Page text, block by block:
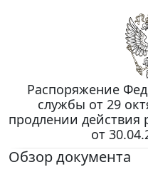
Распоряжение
службы от 29
продлении действия
от
Обзор документа